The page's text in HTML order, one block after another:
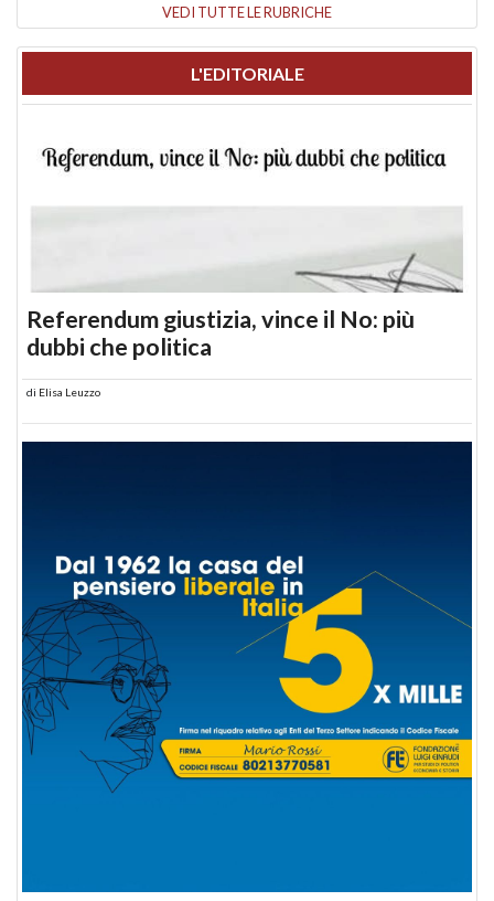
VEDI TUTTE LE RUBRICHE
L'EDITORIALE
Referendum giustizia, vince il No: più
dubbi che politica
di Elisa Leuzzo